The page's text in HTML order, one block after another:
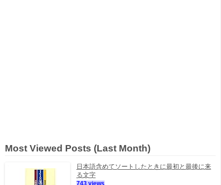
Most Viewed Posts (Last Month)
日本語含めてソートしたときに最初と最後に来
る文字
743 views